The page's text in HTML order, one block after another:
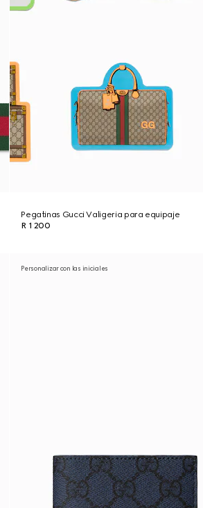
Pegatinas Gucci Valigeria para equipaje
R 1 200
Personalizar con las iniciales